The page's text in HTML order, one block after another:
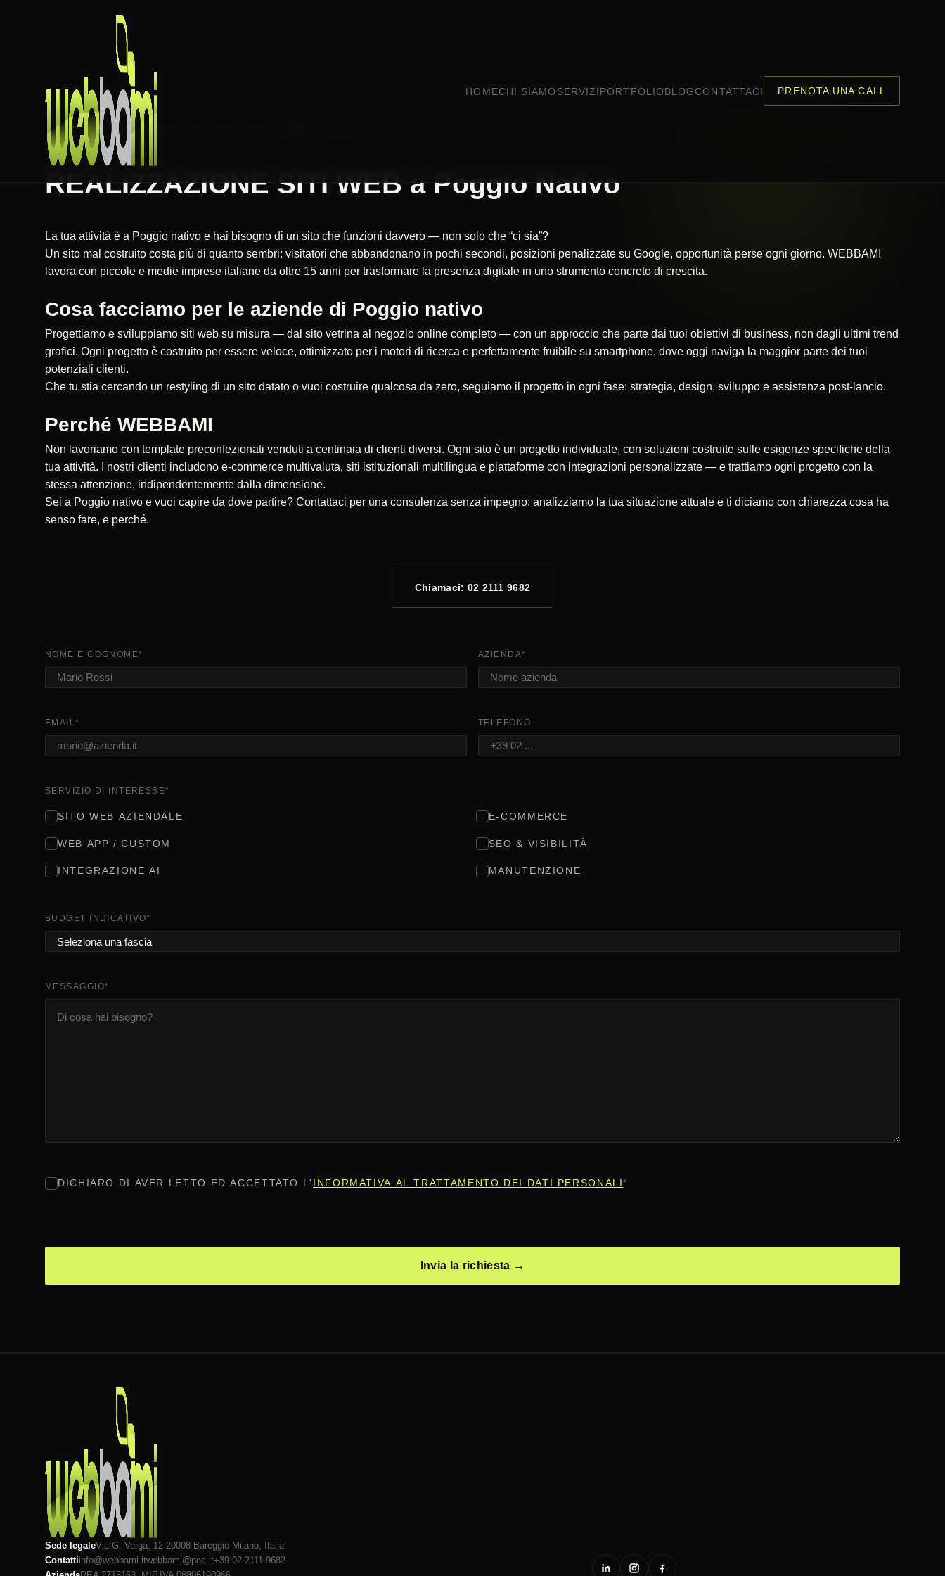
HOMECHI SIAMO SERVIZI PORTFOLIO BLOGCONTATTACI PRENOTA UNA CALL
HOME REALIZZAZIONE SITI WEB
REALIZZAZIONE SITI WEB a Poggio Nativo
La tua attività è a Poggio nativo e hai bisogno di un sito che funzioni davvero — non solo che “ci sia”?
Un sito mal costruito costa più di quanto sembri: visitatori che abbandonano in pochi secondi, posizioni penalizzate su Google, opportunità perse ogni giorno. WEBBAMI
lavora con piccole e medie imprese italiane da oltre 15 anni per trasformare la presenza digitale in uno strumento concreto di crescita.
Cosa facciamo per le aziende di Poggio nativo
Progettiamo e sviluppiamo siti web su misura — dal sito vetrina al negozio online completo — con un approccio che parte dai tuoi obiettivi di business, non dagli ultimi trend
grafici. Ogni progetto è costruito per essere veloce, ottimizzato per i motori di ricerca e perfettamente fruibile su smartphone, dove oggi naviga la maggior parte dei tuoi
potenziali clienti.
Che tu stia cercando un restyling di un sito datato o vuoi costruire qualcosa da zero, seguiamo il progetto in ogni fase: strategia, design, sviluppo e assistenza post-lancio.
Perché WEBBAMI
Non lavoriamo con template preconfezionati venduti a centinaia di clienti diversi. Ogni sito è un progetto individuale, con soluzioni costruite sulle esigenze specifiche della
tua attività. I nostri clienti includono e-commerce multivaluta, siti istituzionali multilingua e piattaforme con integrazioni personalizzate — e trattiamo ogni progetto con la
stessa attenzione, indipendentemente dalla dimensione.
Sei a Poggio nativo e vuoi capire da dove partire? Contattaci per una consulenza senza impegno: analizziamo la tua situazione attuale e ti diciamo con chiarezza cosa ha
senso fare, e perché.
Chiamaci: 02 2111 9682
NOME E COGNOME* AZIENDA*
EMAIL* TELEFONO
SERVIZIO DI INTERESSE*
SITO WEB AZIENDALE E-COMMERCE
WEB APP / CUSTOM SEO & VISIBILITÀ
INTEGRAZIONE AI MANUTENZIONE
BUDGET INDICATIVO*
MESSAGGIO*
CONSENSO*
DICHIARO DI AVER LETTO ED ACCETTATO L' INFORMATIVA AL TRATTAMENTO DEI DATI PERSONALI*
Sede legaleVia G. Verga, 12 20008 Bareggio Milano , Italia
Contattiinfo@webbami.itwebbami@pec.it+39 02 2111 9682